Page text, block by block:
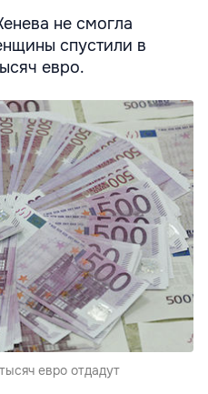
не смогла
спустили в
евро.
евро отдадут